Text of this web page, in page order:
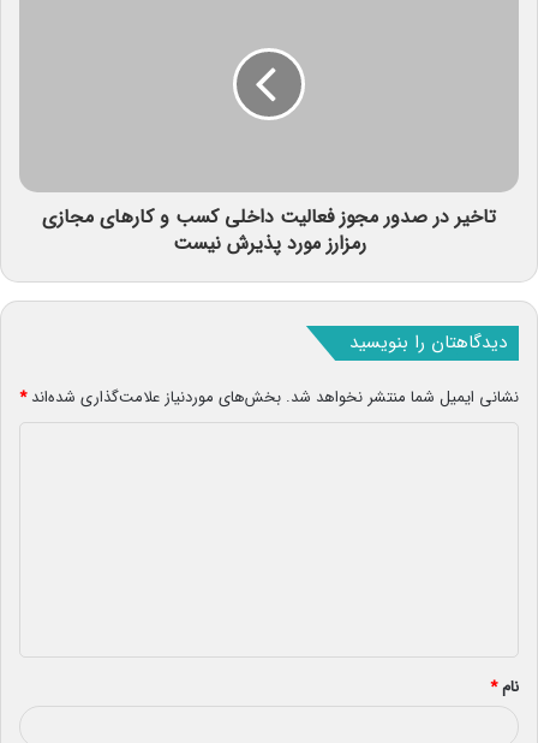
تاخیر در صدور مجوز فعالیت داخلی کسب و کارهای مجازی
رمزارز مورد پذیرش نیست
دیدگاهتان را بنویسید
نشانی ایمیل شما منتشر نخواهد شد. بخش‌های موردنیاز علامت‌گذاری شده‌اند*
*
نام*